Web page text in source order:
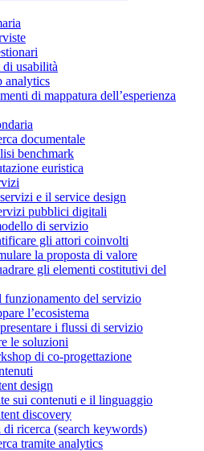
di usabilità
analytics
di mappatura dell’esperienza
documentale
benchmark
euristica
e il service design
pubblici digitali
di servizio
gli attori coinvolti
la proposta di valore
gli elementi costitutivi del
funzionamento del servizio
l’ecosistema
i flussi di servizio
le soluzioni
di co-progettazione
design
sui contenuti e il linguaggio
discovery
ricerca (search keywords)
tramite analytics